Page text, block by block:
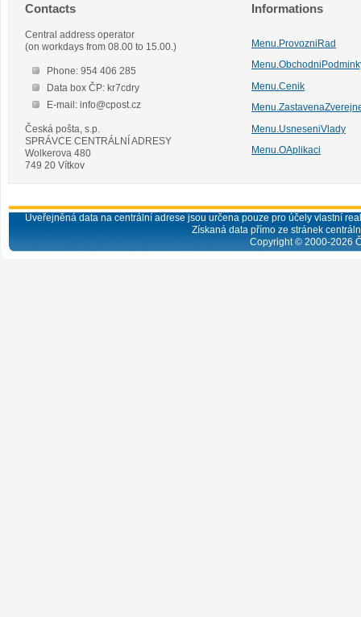
Contacts
Central address operator
(on workdays from 08.00 to 15.00.)
Phone: 954 406 285
Data box ČP: kr7cdry
E-mail: info@cpost.cz
Česká pošta, s.p.
SPRÁVCE CENTRÁLNÍ ADRESY
Wolkerova 480
749 20 Vítkov
Informations
Menu.ProvozniRad
Menu.Cenik
Menu.UsneseniVlady
Menu.OAplikaci
Uveřejněná data na centrální adrese jsou určena pouze pro účely vlastní
Získaná data přímo ze stránek
Copyright © 2000-2026